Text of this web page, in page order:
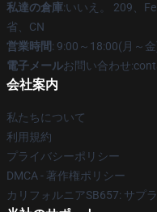
私達の倉庫:いいえ。 209、
省、CN
営業時間: 9:00～18:00(月～
電子メールお問い合わせ
会社案内
私たちについて
利用規約
プライバシーポリシー
DMCA - 著作権ポリシー
カリフォルニアSB657: サプ